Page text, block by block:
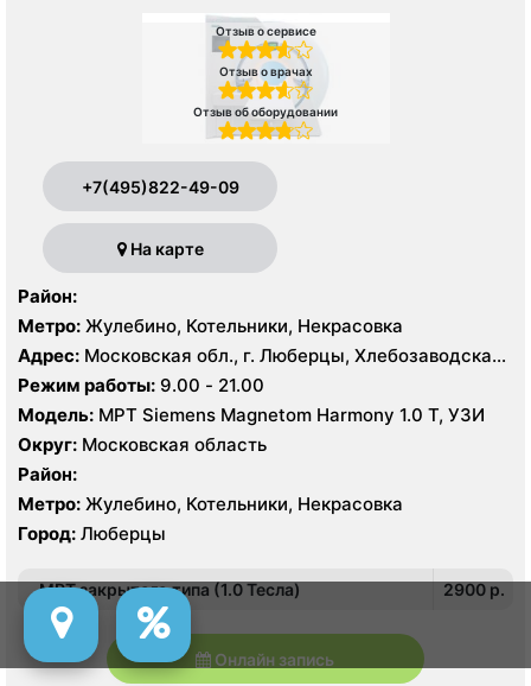
Отзыв о сервисе
Отзыв о врачах
Отзыв об оборудовании
+7(495)822-49-09
На карте
Район:
Метро: Жулебино, Котельники, Некрасовка
Адрес: Московская обл., г. Люберцы, Хлебозаводская
ул. 10
Режим работы: 9.00 - 21.00
Модель: МРТ Siemens Magnetom Harmony 1.0 Т, УЗИ
Округ: Московская область
Район:
Метро: Жулебино, Котельники, Некрасовка
Город: Люберцы
МРТ закрытого типа (1.0 Тесла) 2900 p.
Онлайн запись